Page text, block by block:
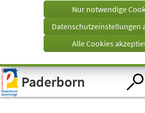
Visuelle
Assistenzsoftware
öffnen.
einem
Tab)
Nur notwendige
Datenschutzeinstellungen
Alle Cookies
Paderborn